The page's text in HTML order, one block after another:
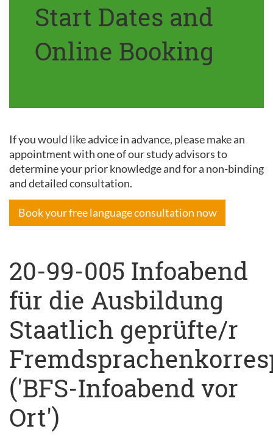
Start Dates and
Online Booking
If you would like advice in advance, please make an
appointment with one of our study advisors to
determine your prior knowledge and for a non-binding
and detailed consultation.
Book your free language consultation now
20-99-005 Infoabend
für die Ausbildung
Staatlich geprüfte/r
('BFS-Infoabend vor
Ort')